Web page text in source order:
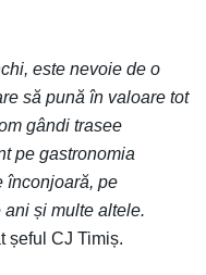
este nevoie de o
să pună în valoare tot
gândi trasee
pe gastronomia
înconjoară, pe
și multe altele.
șeful CJ Timiș.